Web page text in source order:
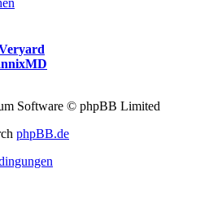
Software © phpBB Limited
phpBB.de